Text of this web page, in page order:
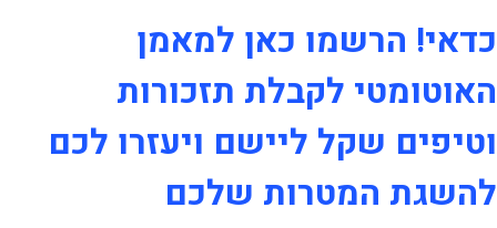
כדאי! הרשמו כאן למאמן
האוטומטי לקבלת תזכורות
וטיפים שקל ליישם ויעזרו לכם
להשגת המטרות שלכם